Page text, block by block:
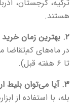
ترکیه، گرجستان،
هستند.
۲. بهترین زمان خرید بلیط ارزان خارجی کی است؟
تا ۶ هفته قبل).
۳. آیا می‌توان بلیط ارزان و باکیفیت پیدا کرد؟
بله، با استفاده از